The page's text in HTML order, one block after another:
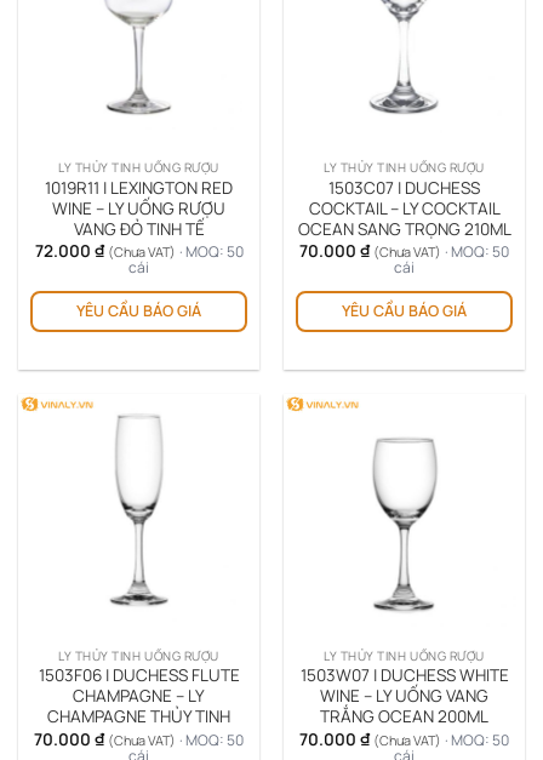
LY THỦY TINH UỐNG RƯỢU
1019R11 | LEXINGTON RED
WINE – LY UỐNG RƯỢU
VANG ĐỎ TINH TẾ
72.000 ₫ (Chưa VAT) · MOQ: 50
cái
YÊU CẦU BÁO GIÁ
LY THỦY TINH UỐNG RƯỢU
1503C07 | DUCHESS
COCKTAIL – LY COCKTAIL
OCEAN SANG TRỌNG 210ML
70.000 ₫ (Chưa VAT) · MOQ: 50
cái
YÊU CẦU BÁO GIÁ
LY THỦY TINH UỐNG RƯỢU
1503F06 | DUCHESS FLUTE
CHAMPAGNE – LY
CHAMPAGNE THỦY TINH
70.000 ₫ (Chưa VAT) · MOQ: 50
cái
LY THỦY TINH UỐNG RƯỢU
1503W07 | DUCHESS WHITE
WINE – LY UỐNG VANG
TRẮNG OCEAN 200ML
70.000 ₫ (Chưa VAT) · MOQ: 50
cái